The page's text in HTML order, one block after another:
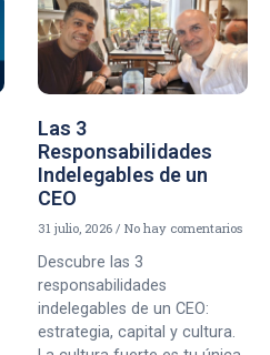
Las 3
Responsabilidades
Indelegables de un
CEO
31 julio, 2026 No hay comentarios
Descubre las 3
responsabilidades
indelegables de un CEO:
estrategia, capital y cultura.